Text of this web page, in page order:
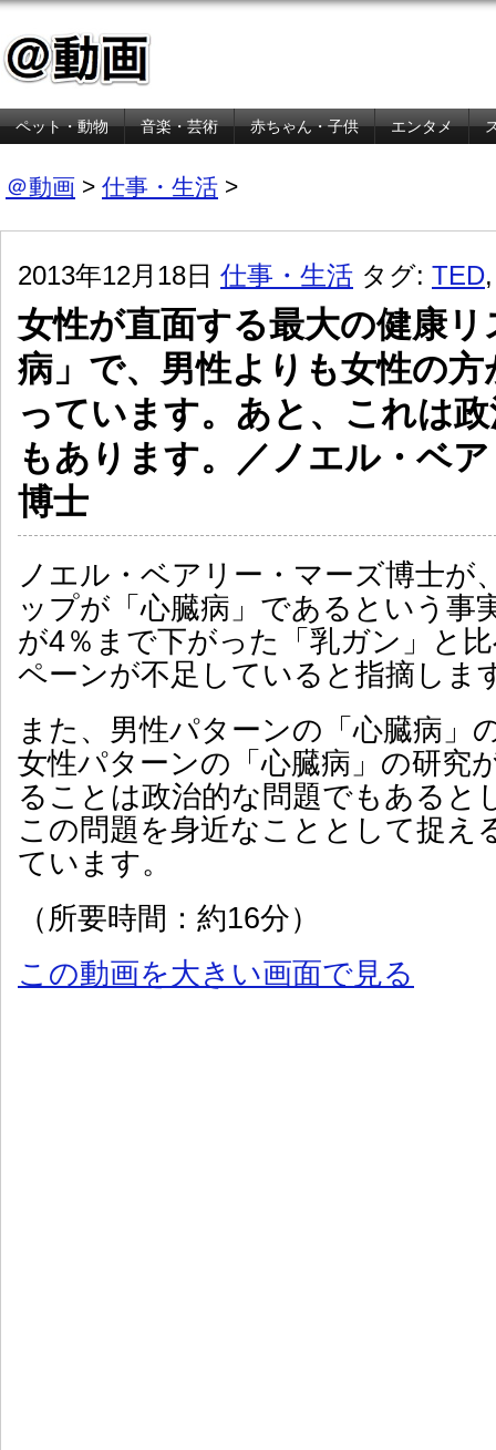
ペット・動物 音楽・芸術 赤ちゃん・子供 エンタメ
＠動画 > 仕事・生活 >
2013年12月18日 仕事・生活 タグ: TED
女性が直面する最大の健康
病」で、男性よりも女性の
っています。あと、これは
もあります。／ノエル・ベ
博士
ノエル・ベアリー・マーズ博士が
ップが「心臓病」であるという事
が4％まで下がった「乳ガン」と
ペーンが不足していると指摘しま
また、男性パターンの「心臓病」
女性パターンの「心臓病」の研究
ることは政治的な問題でもあると
この問題を身近なこととして捉え
ています。
（所要時間：約16分）
この動画を大きい画面で見る